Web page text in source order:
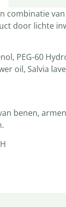
combinatie
door lichte
PEG-60
oil, Salvia
benen,